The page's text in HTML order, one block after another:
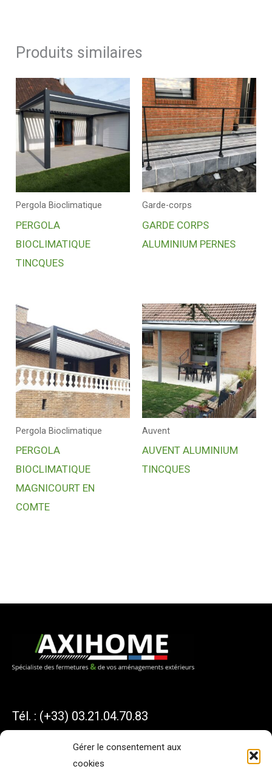
Gérer le consentement aux
cookies
Produits similaires
Pergola Bioclimatique
PERGOLA
BIOCLIMATIQUE
TINCQUES
Garde-corps
GARDE CORPS
ALUMINIUM PERNES
Pergola Bioclimatique
PERGOLA
BIOCLIMATIQUE
MAGNICOURT EN
COMTE
Auvent
AUVENT ALUMINIUM
TINCQUES
Tél. : (+33) 03.21.04.70.83
AXIHOME